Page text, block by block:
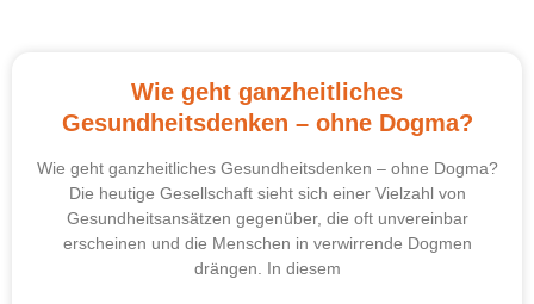
Wie geht ganzheitliches
Gesundheitsdenken – ohne Dogma?
Wie geht ganzheitliches Gesundheitsdenken – ohne Dogma?
Die heutige Gesellschaft sieht sich einer Vielzahl von
Gesundheitsansätzen gegenüber, die oft unvereinbar
erscheinen und die Menschen in verwirrende Dogmen
drängen. In diesem